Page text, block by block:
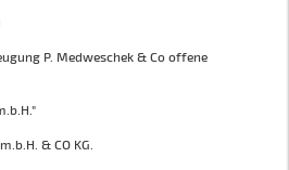
P. Medweschek & Co offene
& CO KG.